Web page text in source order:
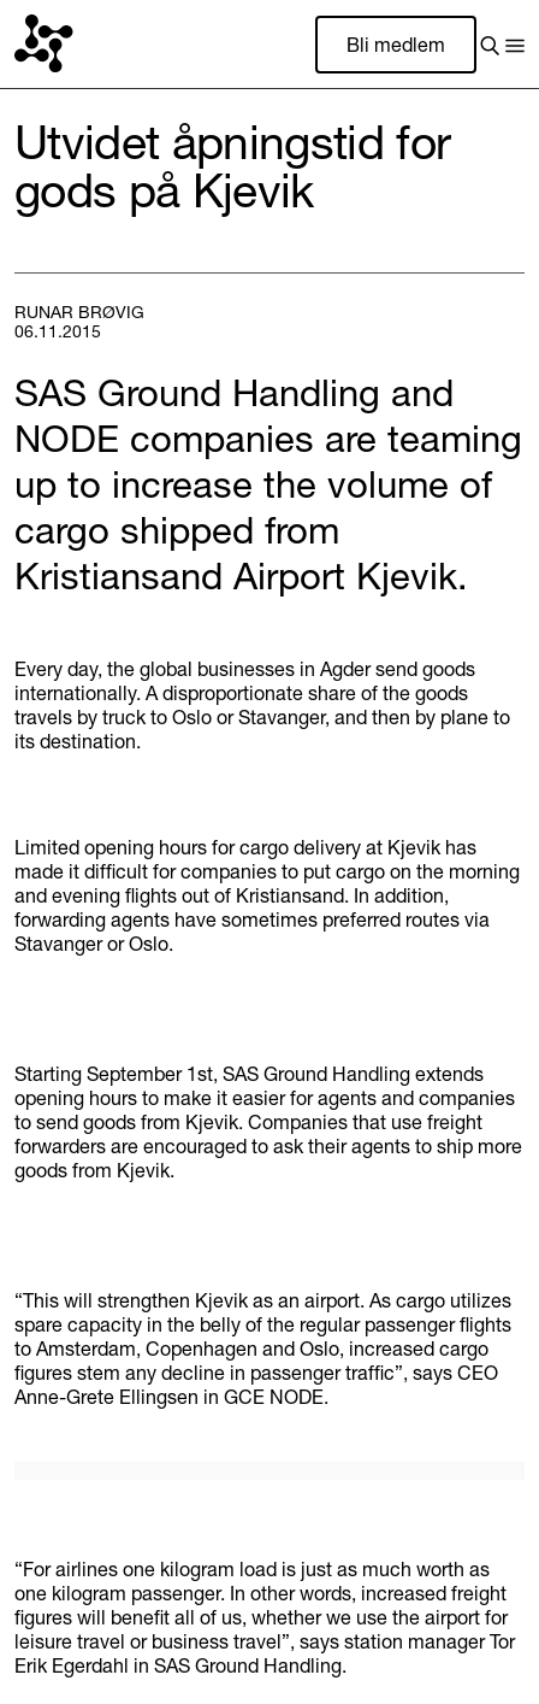
Bli medlem
Utvidet åpningstid for
gods på Kjevik
RUNAR BRØVIG
06.11.2015
SAS Ground Handling and
NODE companies are teaming
up to increase the volume of
cargo shipped from
Kristiansand Airport Kjevik.
Every day, the global businesses in Agder send goods
internationally. A disproportionate share of the goods
travels by truck to Oslo or Stavanger, and then by plane to
its destination.
Limited opening hours for cargo delivery at Kjevik has
made it difficult for companies to put cargo on the morning
and evening flights out of Kristiansand. In addition,
forwarding agents have sometimes preferred routes via
Stavanger or Oslo.
Starting September 1st, SAS Ground Handling extends
opening hours to make it easier for agents and companies
to send goods from Kjevik. Companies that use freight
forwarders are encouraged to ask their agents to ship more
goods from Kjevik.
“This will strengthen Kjevik as an airport. As cargo utilizes
spare capacity in the belly of the regular passenger flights
to Amsterdam, Copenhagen and Oslo, increased cargo
figures stem any decline in passenger traffic”, says CEO
Anne-Grete Ellingsen in GCE NODE.
“For airlines one kilogram load is just as much worth as
one kilogram passenger. In other words, increased freight
figures will benefit all of us, whether we use the airport for
leisure travel or business travel”, says station manager Tor
Erik Egerdahl in SAS Ground Handling.